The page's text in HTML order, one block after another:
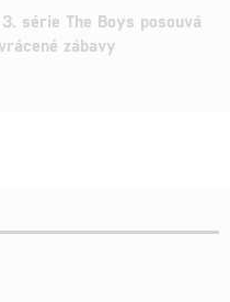
série The Boys posouvá
zábavy